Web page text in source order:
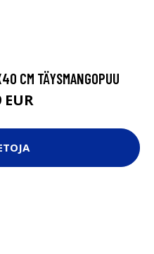
CM TÄYSMANGOPUU
EUR